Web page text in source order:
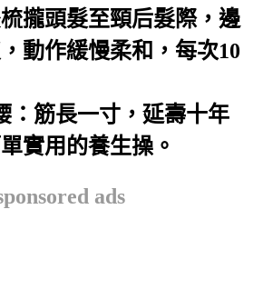
攏頭髮至頸后髮際，邊
動作緩慢柔和，每次10
：筋長一寸，延壽十年
實用的養生操。
ads